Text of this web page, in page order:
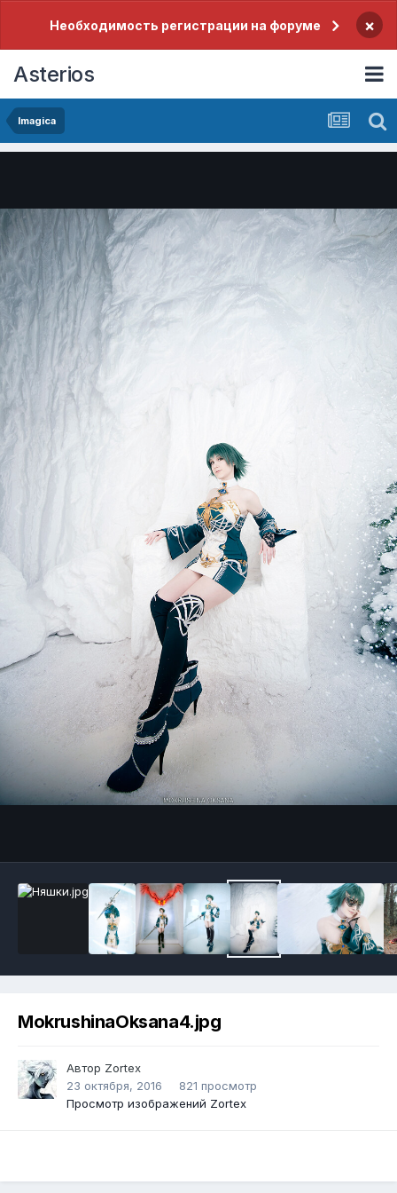
Необходимость регистрации на форуме ×
Asterios
Imagica
MokrushinaOksana4.jpg
Автор Zortex
23 октября, 2016
821 просмотр
Просмотр изображений Zortex